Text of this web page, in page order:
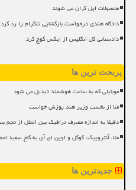
محصولات اپل گران می شوند
دادگاه هندی درخواست بازگشایی تلگرام را رد کرد
دادستانی کل انگلیس از ایکس کوچ کرد
پربحث ترین ها
موبایلی که به ساعت هوشمند تبدیل می شود
متا از نخست وزیر هند پوزش خواست
دقیقا به اندازه مصرف ترافیک بین الملل از
متا، آنتروپیک، گوگل و اوپن ای آی به کاخ سفید
جدیدترین ها